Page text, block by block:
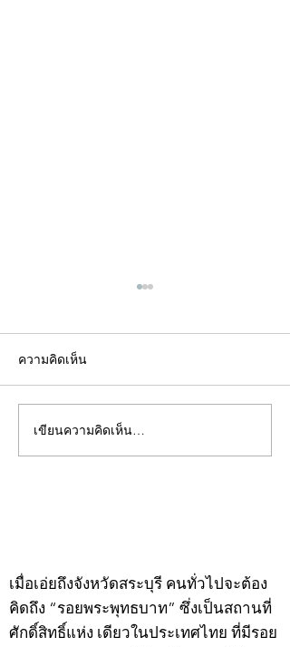
คอลัมน์"จับชีพจรวงการ
พระ"ประจำพุธที่ 29
ความคิดเห็น
เขียนความคิดเห็น…
เมื่อเอ่ยถึงจังหวัดสระบุรี คนทั่วไปจะต้อง
คิดถึง “รอยพระพุทธบาท” ซึ่งเป็นสถานที่
ศักดิ์สิทธิ์แห่ง เดียวในประเทศไทย ที่มีรอย